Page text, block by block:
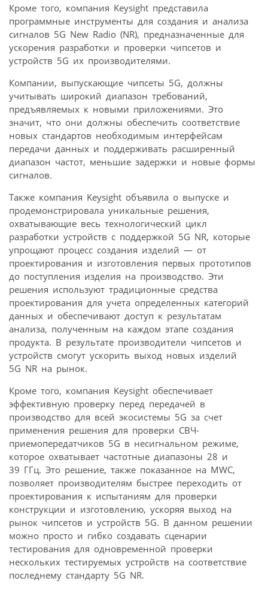
Кроме того, компания Keysight представила
программные инструменты для создания и анализа
сигналов 5G New Radio (NR), предназначенные для
ускорения разработки и проверки чипсетов и
устройств 5G их производителями.
Компании, выпускающие чипсеты 5G, должны
учитывать широкий диапазон требований,
предъявляемых к новыми приложениями. Это
значит, что они должны обеспечить соответствие
новых стандартов необходимым интерфейсам
передачи данных и поддерживать расширенный
диапазон частот, меньшие задержки и новые формы
сигналов.
Также компания Keysight объявила о выпуске и
продемонстрировала уникальные решения,
охватывающие весь технологический цикл
разработки устройств с поддержкой 5G NR, которые
упрощают процесс создания изделий — от
проектирования и изготовления первых прототипов
до поступления изделия на производство. Эти
решения используют традиционные средства
проектирования для учета определенных категорий
данных и обеспечивают доступ к результатам
анализа, полученным на каждом этапе создания
продукта. В результате производители чипсетов и
устройств смогут ускорить выход новых изделий
5G NR на рынок.
Кроме того, компания Keysight обеспечивает
эффективную проверку перед передачей в
производство для всей экосистемы 5G за счет
применения решения для проверки СВЧ-
приемопередатчиков 5G в несигнальном режиме,
которое охватывает частотные диапазоны 28 и
39 ГГц. Это решение, также показанное на MWC,
позволяет производителям быстрее переходить от
проектирования к испытаниям для проверки
конструкции и изготовлению, ускоряя выход на
рынок чипсетов и устройств 5G. В данном решении
можно просто и гибко создавать сценарии
тестирования для одновременной проверки
нескольких тестируемых устройств на соответствие
последнему стандарту 5G NR.